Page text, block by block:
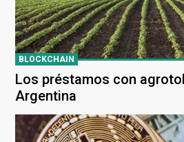
BLOCKCHAIN
Los préstamos con
Argentina